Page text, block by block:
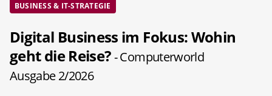
BUSINESS & IT-STRATEGIE
Digital Business im Fokus: Wohin
geht die Reise?- Computerworld
Ausgabe 2/2026